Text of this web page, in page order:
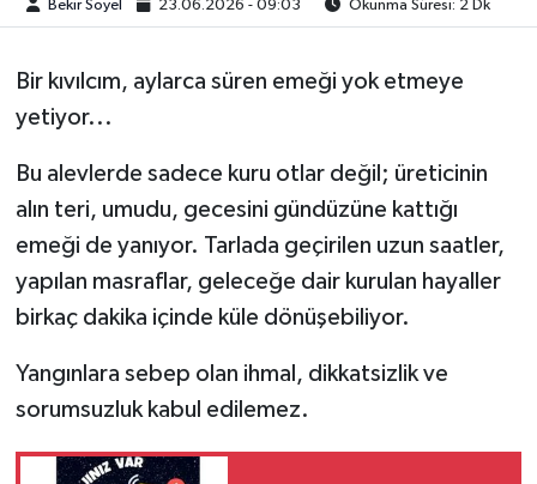
Bekir Soyel 23.06.2026 - 09:03 Okunma Süresi: 2 Dk
Bir kıvılcım, aylarca süren emeği yok etmeye
yetiyor...
Bu alevlerde sadece kuru otlar değil; üreticinin
alın teri, umudu, gecesini gündüzüne kattığı
emeği de yanıyor. Tarlada geçirilen uzun saatler,
yapılan masraflar, geleceğe dair kurulan hayaller
birkaç dakika içinde küle dönüşebiliyor.
Yangınlara sebep olan ihmal, dikkatsizlik ve
sorumsuzluk kabul edilemez.